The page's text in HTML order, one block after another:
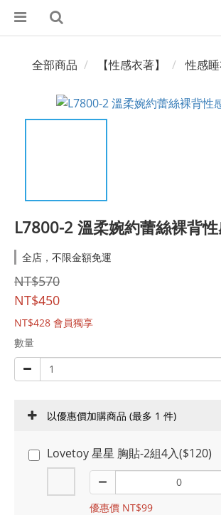
全部商品 【性感衣著】 性感
L7800-2 溫柔婉約蕾絲裸背
全店，不限金額免運
NT$570
NT$450
NT$428 會員獨享
數量
以優惠價加購商品 (最多 1 件)
Lovetoy 星星 胸貼-2組4入($120)
優惠價 NT$99